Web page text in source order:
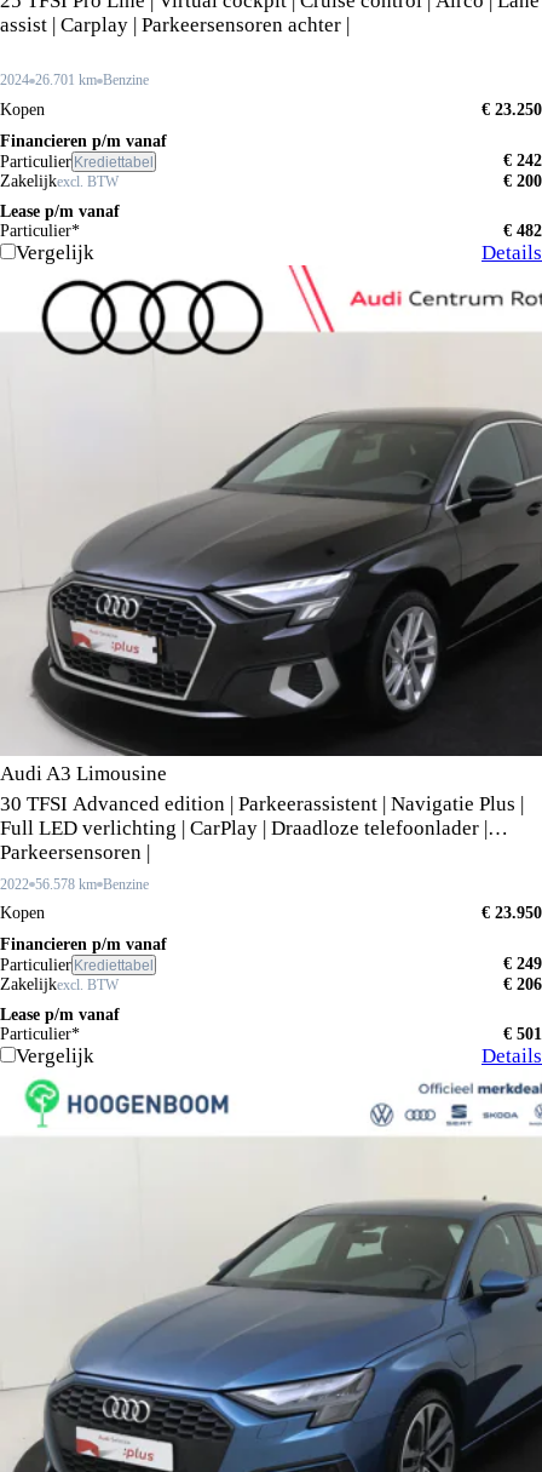
assist | Carplay | Parkeersensoren achter |
2024 26.701 km Benzine
Kopen
€ 23.250
Financieren p/m vanaf
Particulier Krediettabel
€ 242
Zakelijkexcl. BTW
€ 200
Lease p/m vanaf
Particulier*
€ 482
Vergelijk Details
Audi A3 Limousine
30 TFSI Advanced edition | Parkeerassistent | Navigatie Plus |
Full LED verlichting | CarPlay | Draadloze telefoonlader |
Parkeersensoren |
2022 56.578 km Benzine
Kopen
€ 23.950
Financieren p/m vanaf
Particulier Krediettabel
€ 249
Zakelijkexcl. BTW
€ 206
Lease p/m vanaf
Particulier*
€ 501
Vergelijk Details